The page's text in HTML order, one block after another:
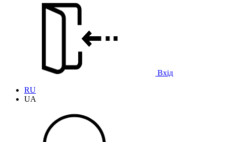
Вхід
RU
UA